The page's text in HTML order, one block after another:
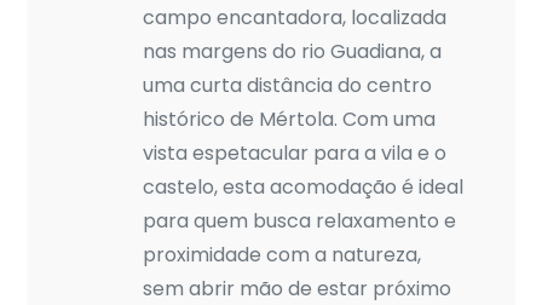
campo encantadora, localizada
nas margens do rio Guadiana, a
uma curta distância do centro
histórico de Mértola. Com uma
vista espetacular para a vila e o
castelo, esta acomodação é ideal
para quem busca relaxamento e
proximidade com a natureza,
sem abrir mão de estar próximo